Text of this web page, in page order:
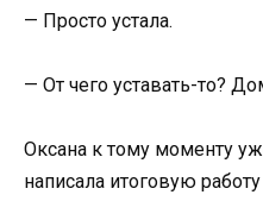
— Просто устала.
— От чего уставать-то?
Оксана к тому моменту
написала итоговую